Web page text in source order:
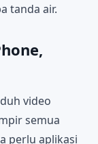
tanda air.
video
semua
perlu aplikasi